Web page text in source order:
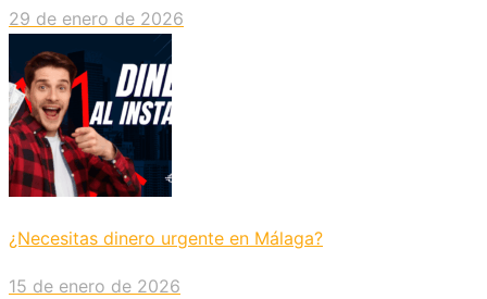
29 de enero de 2026
¿Necesitas dinero urgente en Málaga?
15 de enero de 2026